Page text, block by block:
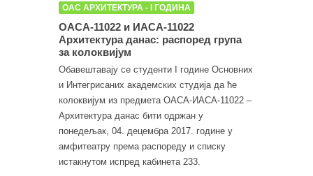
ОАС АРХИТЕКТУРА - I ГОДИНА
ОАСА-11022 и ИАСА-11022
Архитектура данас: распоред група
за колоквијум
Обавештавају се студенти I године Основних
и Интегрисаних академских студија да ће
колоквијум из предмета ОАСА-ИАСА-11022 –
Архитектура данас бити одржан у
понедељак, 04. децембра 2017. године у
амфитеатру према распореду и списку
истакнутом испред кабинета 233.